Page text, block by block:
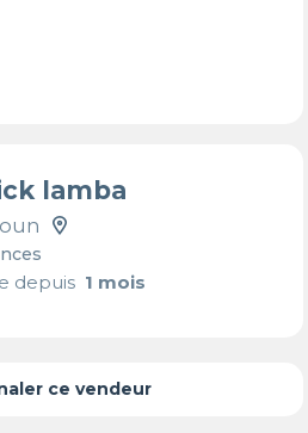
lamba
depuis1 mois
ce vendeur